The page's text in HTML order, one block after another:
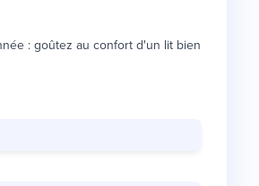
: goûtez au confort d'un lit bien